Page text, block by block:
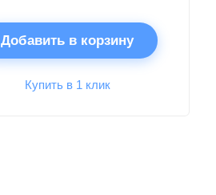
Добавить в корзину
Купить в 1 клик